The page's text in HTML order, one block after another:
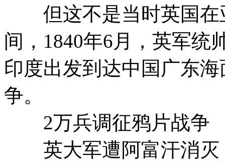
但这不是当时英国在
间，1840年6月，英军统
印度出发到达中国广东
争。
2万兵调征鸦片战争
英大军遭阿富汗消灭